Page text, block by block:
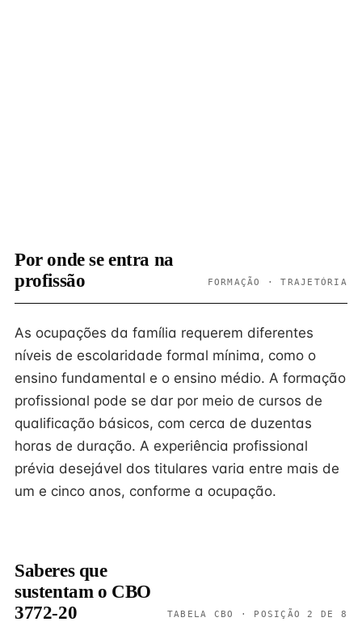
Por onde se entra na
profissão
FORMAÇÃO · TRAJETÓRIA
As ocupações da família requerem diferentes
níveis de escolaridade formal mínima, como o
ensino fundamental e o ensino médio. A formação
profissional pode se dar por meio de cursos de
qualificação básicos, com cerca de duzentas
horas de duração. A experiência profissional
prévia desejável dos titulares varia entre mais de
um e cinco anos, conforme a ocupação.
Saberes que
sustentam o CBO
3772-20
TABELA CBO · POSIÇÃO 2 DE 8